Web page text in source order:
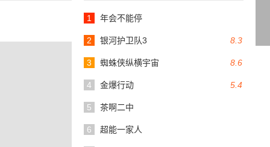
1 年会不能停
8.3
2 银河护卫队3
8.6
3 蜘蛛侠纵横宇宙
5.4
4 金爆行动
5 茶啊二中
6 超能一家人